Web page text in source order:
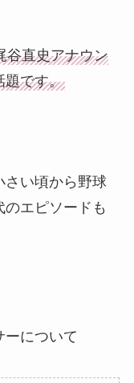
谷直史アナウン
題です。
さい頃から野球
エピソードも
ーについて